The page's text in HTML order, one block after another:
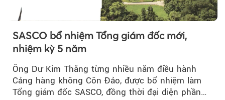
SASCO bổ nhiệm Tổng giám đốc mới,
nhiệm kỳ 5 năm
Ông Dư Kim Thăng từng nhiều năm điều hành
Cảng hàng không Côn Đảo, được bổ nhiệm làm
Tổng giám đốc SASCO, đồng thời đại diện phần